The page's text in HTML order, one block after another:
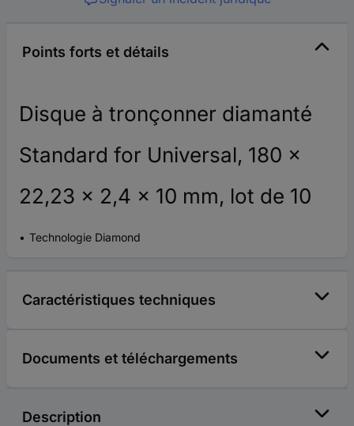
Points forts et détails
Disque à tronçonner diamanté
Standard for Universal, 180 x
22,23 x 2,4 x 10 mm, lot de 10
Technologie Diamond
Caractéristiques techniques
Documents et téléchargements
Description